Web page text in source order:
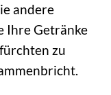
andere
Ihre Getränke
zu